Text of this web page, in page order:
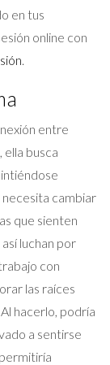
en tus
online con
.
entre
ella busca
cambiar
que sienten
luchan por
con
las raíces
hacerlo, podría
a sentirse